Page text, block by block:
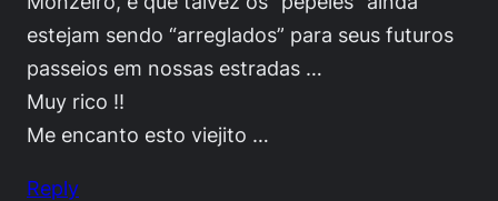
estejam sendo “arreglados” para seus futuros
passeios em nossas estradas …
Muy rico !!
Me encanto esto viejito …
Reply